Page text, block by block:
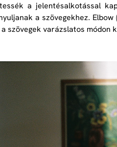
a jelentésalkotással
a szövegekhez. Elbow
szövegek varázslatos módon